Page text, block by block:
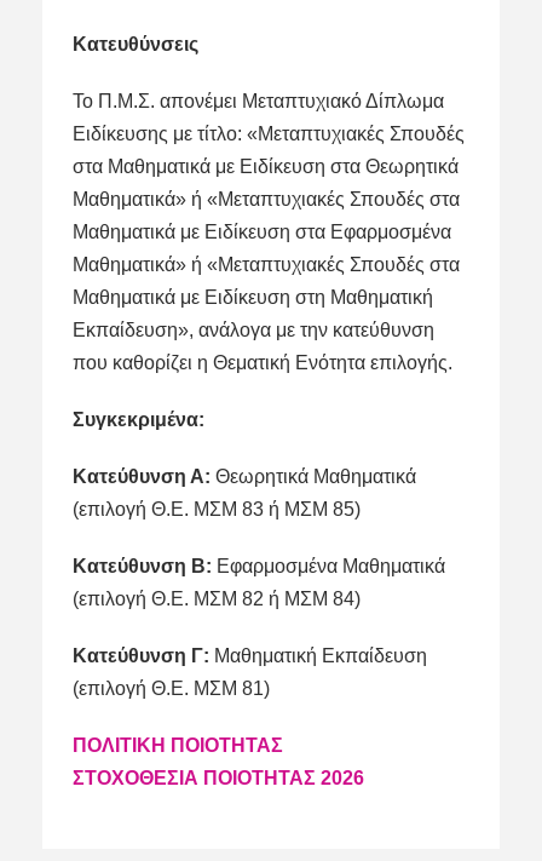
Κατευθύνσεις
Το Π.Μ.Σ. απονέμει Μεταπτυχιακό Δίπλωμα
Ειδίκευσης με τίτλο: «Μεταπτυχιακές Σπουδές
στα Μαθηματικά με Ειδίκευση στα Θεωρητικά
Μαθηματικά» ή «Μεταπτυχιακές Σπουδές στα
Μαθηματικά με Ειδίκευση στα Εφαρμοσμένα
Μαθηματικά» ή «Μεταπτυχιακές Σπουδές στα
Μαθηματικά με Ειδίκευση στη Μαθηματική
Εκπαίδευση», ανάλογα με την κατεύθυνση
που καθορίζει η Θεματική Ενότητα επιλογής.
Συγκεκριμένα:
Κατεύθυνση Α: Θεωρητικά Μαθηματικά
(επιλογή Θ.Ε. ΜΣΜ 83 ή ΜΣΜ 85)
Κατεύθυνση Β: Εφαρμοσμένα Μαθηματικά
(επιλογή Θ.Ε. ΜΣΜ 82 ή ΜΣΜ 84)
Κατεύθυνση Γ: Μαθηματική Εκπαίδευση
(επιλογή Θ.Ε. ΜΣΜ 81)
ΠΟΛΙΤΙΚΗ ΠΟΙΟΤΗΤΑΣ
ΣΤΟΧΟΘΕΣΙΑ ΠΟΙΟΤΗΤΑΣ 2026